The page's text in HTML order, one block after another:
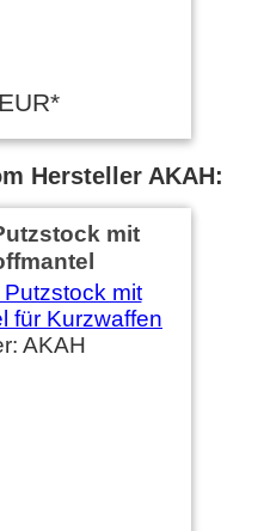
Hersteller AKAH:
mit
AKAH